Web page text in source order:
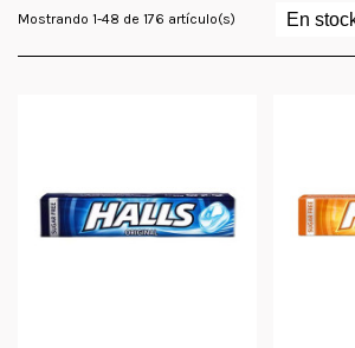
Mostrando 1-48 de 176 artículo(s)